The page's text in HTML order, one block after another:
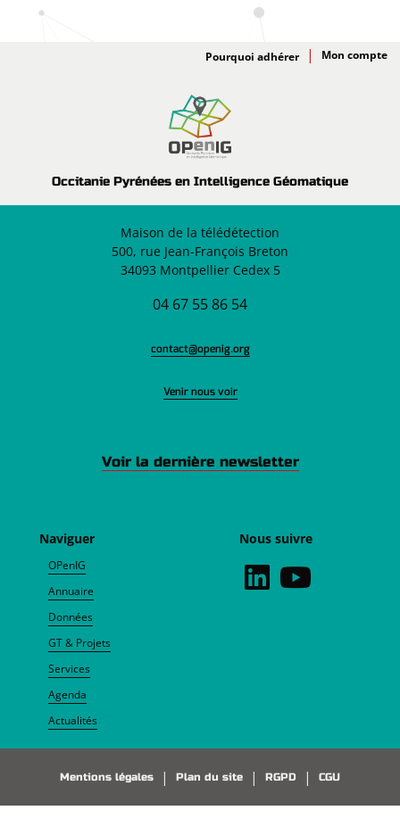
Occitanie Pyrénées en Intelligence Géomatique
Adhésion
Pourquoi adhérer
Naviguer
OPenIG
Annuaire
Données
GT & Projets
Services
Agenda
Actualités
Maison de la télédétection
500, rue Jean-François Breton
34093 Montpellier Cedex 5
04 67 55 86 54
contact@openig.org
Venir nous voir
Nous suivre
Voir la dernière newsletter
Mentions légales Plan du site RGPD CGU